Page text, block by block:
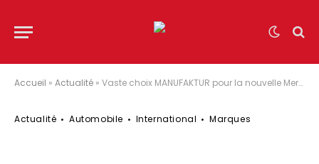
Accueil » Actualité » Vaste choix MANUFAKTUR pour la nouvelle Mercedes-AMG Classe S
Actualité Automobile International Marques